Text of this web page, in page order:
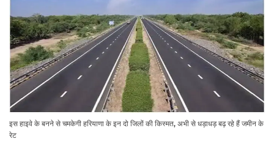
इस हाइवे के बनने से चमकेगी हरियाणा के इन दो जिलों की किस्मत, अभी से धड़ाधड़ बढ़ रहे हैं जमीन के
रेट